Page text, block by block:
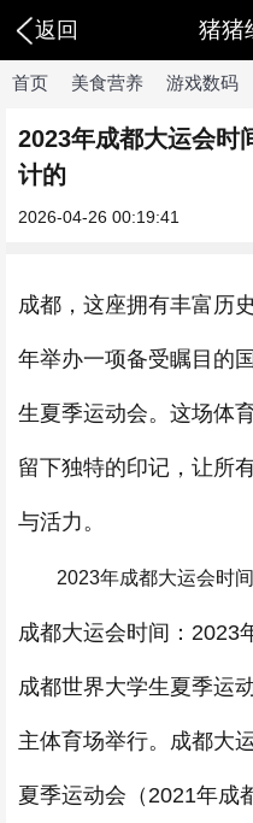
返回 猪猪
首页 美食营养 游戏数码
2023年成都大运会时
计的
2026-04-26 00:19:41
成都，这座拥有丰富历
年举办一项备受瞩目的
生夏季运动会。这场体
留下独特的印记，让所
与活力。
2023年成都大运会时间
成都大运会时间：2023
成都世界大学生夏季运
主体育场举行。成都大
夏季运动会（2021年成